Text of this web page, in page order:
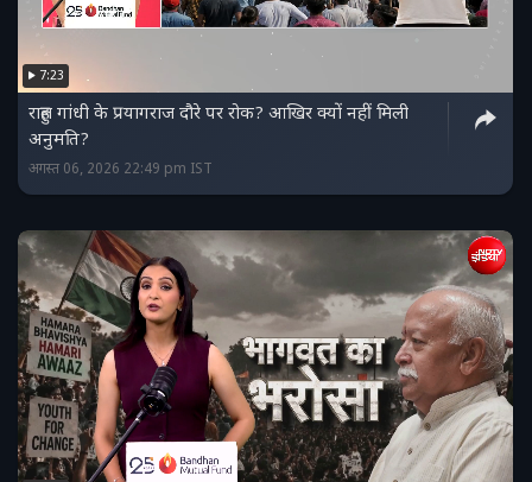
7:23
राहुल गांधी के प्रयागराज दौरे पर रोक? आखिर क्यों नहीं मिली
अनुमति?
अगस्त 06, 2026 22:49 pm IST